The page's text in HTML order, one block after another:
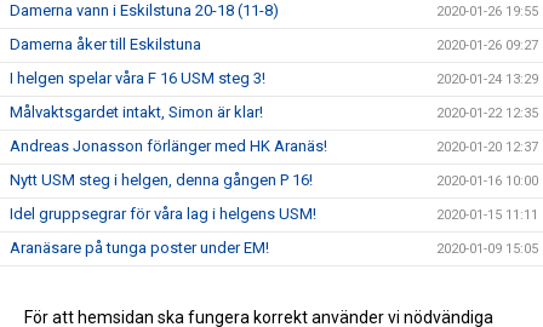
Damerna vann i Eskilstuna 20-18 (11-8) 2020-01-26 19:55
Damerna åker till Eskilstuna 2020-01-26 09:27
I helgen spelar våra F 16 USM steg 3! 2020-01-24 13:29
Målvaktsgardet intakt, Simon är klar! 2020-01-22 12:35
Andreas Jonasson förlänger med HK Aranäs! 2020-01-20 12:37
Nytt USM steg i helgen, denna gången P 16! 2020-01-16 10:00
Idel gruppsegrar för våra lag i helgens USM! 2020-01-15 11:11
Aranäsare på tunga poster under EM! 2020-01-09 15:05
Fyll Lillekärrshallen med Aranäsare! 2019-11-28 11:03
För att hemsidan ska fungera korrekt använder vi nödvändiga